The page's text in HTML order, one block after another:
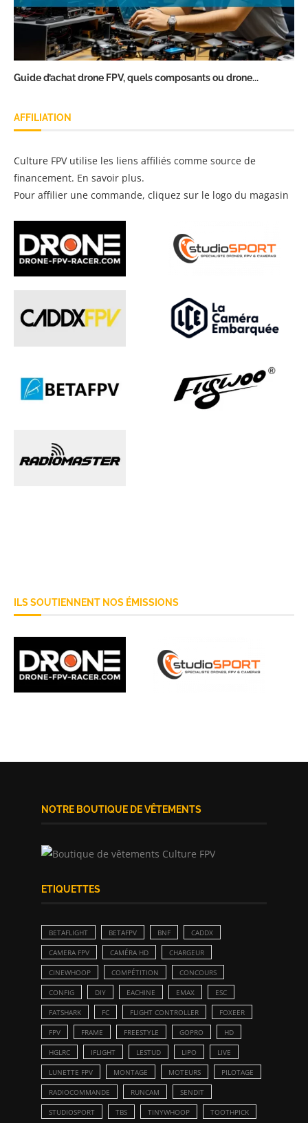
Guide d’achat drone FPV, quels composants ou drone...
AFFILIATION
Culture FPV utilise les liens affiliés comme source de
financement. En savoir plus.
Pour affilier une commande, cliquez sur le logo du magasin
ILS SOUTIENNENT NOS ÉMISSIONS
NOTRE BOUTIQUE DE VÊTEMENTS
ETIQUETTES
BETAFLIGHT BETAFPV BNF CADDX
CAMERA FPV CAMÉRA HD CHARGEUR
CINEWHOOP COMPÉTITION CONCOURS
CONFIG DIY EACHINE EMAX ESC
FATSHARK FC FLIGHT CONTROLLER FOXEER
FPV FRAME FREESTYLE GOPRO HD
HGLRC IFLIGHT LESTUD LIPO LIVE
LUNETTE FPV MONTAGE MOTEURS PILOTAGE
RADIOCOMMANDE RUNCAM SENDIT
STUDIOSPORT TBS TINYWHOOP TOOTHPICK